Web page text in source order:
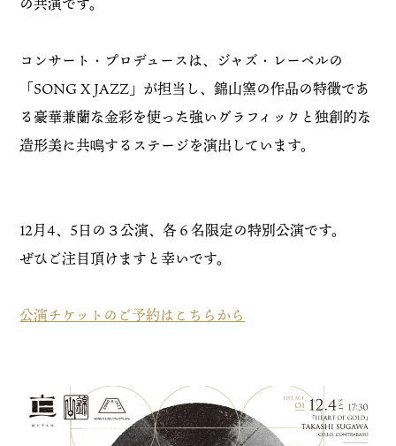
コンサート・プロデュースは、ジャズ・レーベルの
「SONG X JAZZ」が担当し、錦山窯の作品の特徴であ
る豪華兼蘭な金彩を使った強いグラフィックと独創的な
造形美に共鳴するステージを演出しています。
12月4、5日の３公演、各６名限定の特別公演です。
ぜひご注目頂けますと幸いです。
公演チケットのご予約はこちらから